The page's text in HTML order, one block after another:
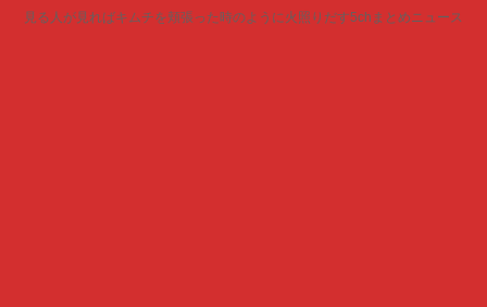
見る人が見ればキムチを頬張った時のように火照りだす5chまとめニュース